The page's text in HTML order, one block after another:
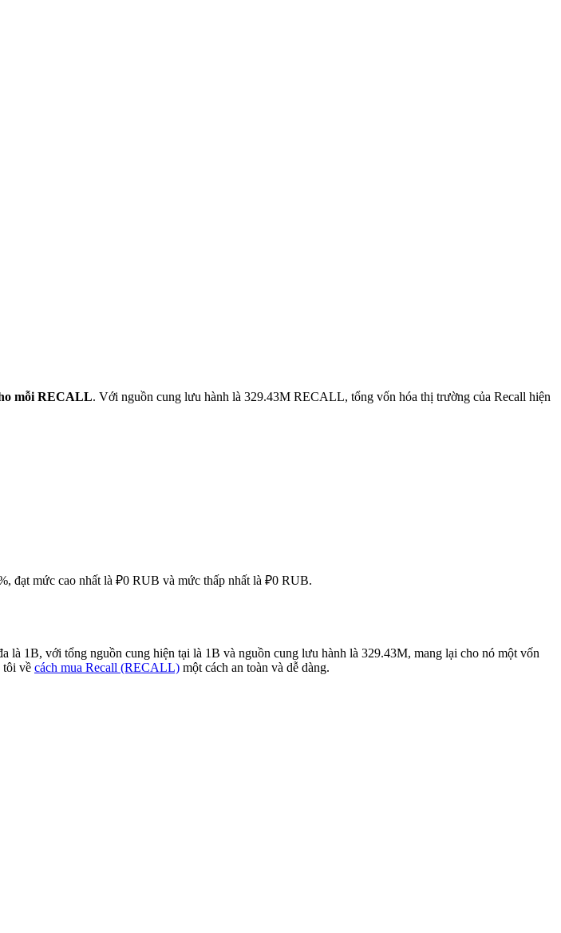
mỗi RECALL. Với nguồn cung lưu hành là 329.43M RECALL, tổng vốn hóa thị trường của Recall hiện
đạt mức cao nhất là ₽0 RUB và mức thấp nhất là ₽0 RUB.
1B, với tổng nguồn cung hiện tại là 1B và nguồn cung lưu hành là 329.43M, mang lại cho nó một vốn
tôi về cách mua Recall (RECALL) một cách an toàn và dễ dàng.